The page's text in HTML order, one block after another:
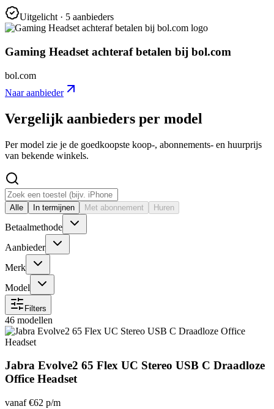
Uitgelicht· 5 aanbieders
Gaming Headset achteraf betalen bij bol.com
bol.com
Naar aanbieder
Vergelijk aanbieders per model
Per model zie je de goedkoopste koop-, abonnements- en huurprijs
van bekende winkels.
Alle In termijnen Met abonnement Huren
Betaalmethode
Aanbieder
Merk
Model
Filters
46 modellen
Jabra Evolve2 65 Flex UC Stereo USB C Draadloze
Office Headset
vanaf€62 p/m